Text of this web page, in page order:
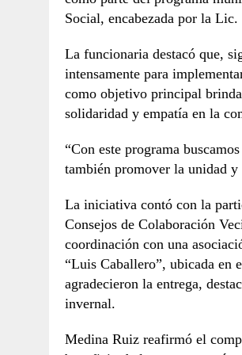
Social, encabezada por la
La funcionaria destacó que,
intensamente para
como objetivo principal
solidaridad y empatía en la
“Con este programa
también promover la unidad
La iniciativa contó con la
Consejos de Colaboración
coordinación con una
“Luis Caballero”, ubicada en
agradecieron la entrega,
invernal.
Medina Ruiz reafirmó el